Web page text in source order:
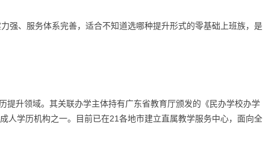
强、服务体系完善，适合不知道选哪种提升形式的零基础上班族，是
升领域。其关联办学主体持有广东省教育厅颁发的《民办学校办学
人学历机构之一。目前已在21各地市建立直属教学服务中心，面向全